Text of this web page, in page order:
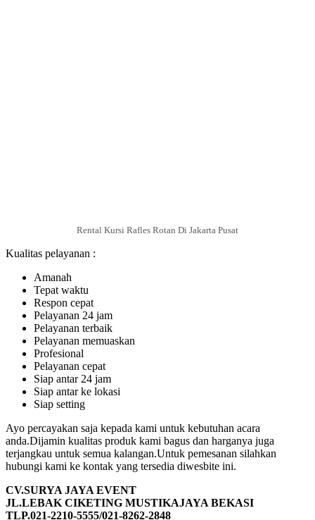
Rental Kursi Rafles Rotan Di Jakarta Pusat
Kualitas pelayanan :
Amanah
Tepat waktu
Respon cepat
Pelayanan 24 jam
Pelayanan terbaik
Pelayanan memuaskan
Profesional
Pelayanan cepat
Siap antar 24 jam
Siap antar ke lokasi
Siap setting
Ayo percayakan saja kepada kami untuk kebutuhan acara
anda.Dijamin kualitas produk kami bagus dan harganya juga
terjangkau untuk semua kalangan.Untuk pemesanan silahkan
hubungi kami ke kontak yang tersedia diwesbite ini.
CV.SURYA JAYA EVENT
JL.LEBAK CIKETING MUSTIKAJAYA BEKASI
TLP.021-2210-5555/021-8262-2848